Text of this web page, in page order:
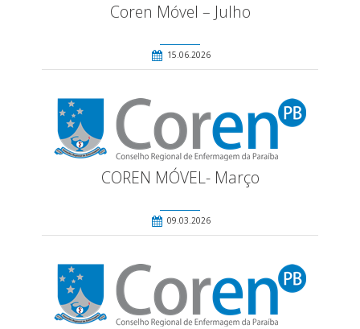
Coren Móvel – Julho
15.06.2026
COREN MÓVEL- Março
09.03.2026